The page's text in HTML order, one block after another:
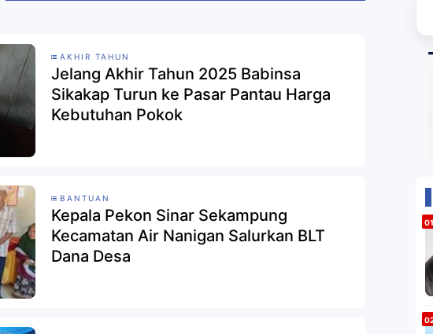
AKHIR TAHUN
Jelang Akhir Tahun 2025 Babinsa
Sikakap Turun ke Pasar Pantau Harga
Kebutuhan Pokok
BANTUAN
Kepala Pekon Sinar Sekampung
Kecamatan Air Nanigan Salurkan BLT
Dana Desa